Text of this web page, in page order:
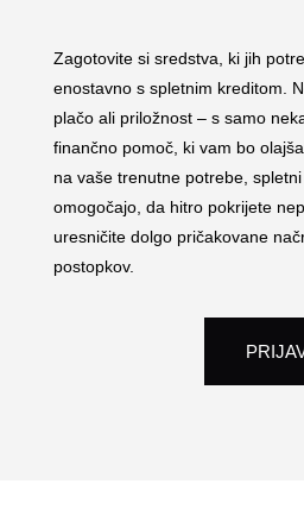
Zagotovite si sredstva, ki jih
enostavno s spletnim kreditom.
plačo ali priložnost – s samo
finančno pomoč, ki vam bo
na vaše trenutne potrebe,
omogočajo, da hitro pokrijete
uresničite dolgo pričakovane
postopkov.